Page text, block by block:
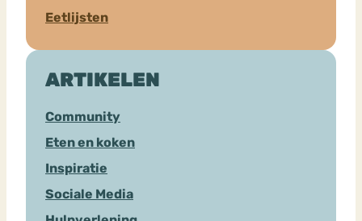
Eetlijsten
ARTIKELEN
Community
Eten en koken
Inspiratie
Sociale Media